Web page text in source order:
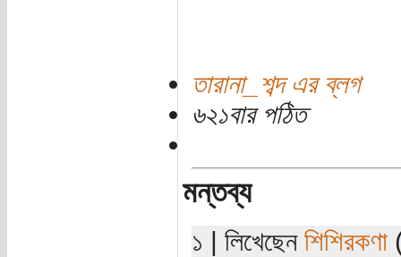
তারানা_শব্দ এর ব্লগ
৬২১বার পঠিত
মন্তব্য
১ | লিখেছেন শিশিরকণা